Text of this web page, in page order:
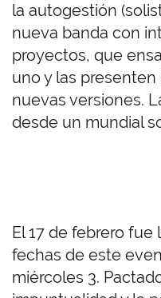
la autogestión
nueva banda con
proyectos, que
uno y las
nuevas versiones.
desde un mundial
El 17 de febrero
fechas de este
miércoles 3.